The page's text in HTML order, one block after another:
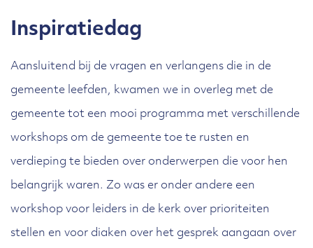
Inspiratiedag
Aansluitend bij de vragen en verlangens die in de
gemeente leefden, kwamen we in overleg met de
gemeente tot een mooi programma met verschillende
workshops om de gemeente toe te rusten en
verdieping te bieden over onderwerpen die voor hen
belangrijk waren. Zo was er onder andere een
workshop voor leiders in de kerk over prioriteiten
stellen en voor diaken over het gesprek aangaan over